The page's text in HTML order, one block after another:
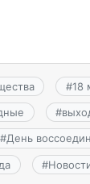
#18
#
#День
#